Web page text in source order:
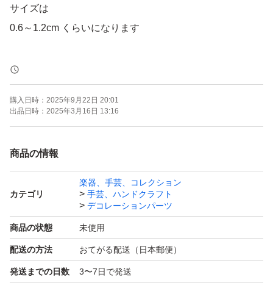
サイズは
0.6～1.2cm くらいになります
いろんな種類あって、可愛いです、種類たくさんあって使
いやすいです。(*^^*)
重さで
220個入ってます
数が多いので1個1個数えておりません
割れ、子傷、薄汚れ バリ等が付いて物も混じってますが
そのぶん安く安く出品しました
購入日時： 2025年9月22日 20:01
出品日時： 2025年3月16日 13:16
商品の情報
カテゴリ
楽器、手芸、コレクション
手芸、ハンドクラフト
デコレーションパーツ
商品の状態 未使用
配送の方法 おてがる配送（日本郵便）
発送までの日数 3〜7日で発送